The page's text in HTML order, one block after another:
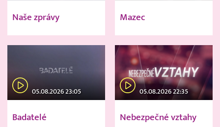
Naše zprávy Mazec
05.08.2026 23:05
Badatelé
05.08.2026 22:35
Nebezpečné vztahy